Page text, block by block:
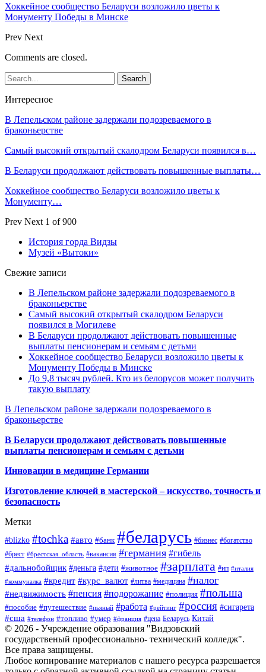
Хоккейное сообщество Беларуси возложило цветы к
Монументу Победы в Минске
Prev Next
Comments are closed.
Интересное
В Лепельском районе задержали подозреваемого в
браконьерстве
Самый высокий открытый скалодром Беларуси появился в…
В Беларуси продолжают действовать повышенные выплаты…
Хоккейное сообщество Беларуси возложило цветы к
Монументу…
Prev Next 1 of 900
История горда Видзы
Музей «Вытоки»
Свежие записи
В Лепельском районе задержали подозреваемого в
браконьерстве
Самый высокий открытый скалодром Беларуси
появился в Могилеве
В Беларуси продолжают действовать повышенные
выплаты пенсионерам и семьям с детьми
Хоккейное сообщество Беларуси возложило цветы к
Монументу Победы в Минске
До 9,8 тысяч рублей. Кто из белорусов может получить
такую выплату
В Лепельском районе задержали подозреваемого в
браконьерстве
В Беларуси продолжают действовать повышенные
выплаты пенсионерам и семьям с детьми
Инновации в медицине Германии
Изготовление ключей в мастерской – искусство, точность и
безопасность
Метки
#blizko #tochka #авто #банк #беларусь #бизнес #богатство
#брест #брестская_область #вакансия #германия #гибель
#дальнобойщик #деньга #дети #животное #зарплата #ип #италия
#коммуналка #кредит #курс_валют #литва #медицина #налог
#недвижимость #пенсия #подорожание #полиция #польша
#пособие #путешествие #пьяный #работа #рейтинг #россия #сигарета
#сша #телефон #топливо #умер #франция #цена Беларусь Китай
© 2026 - Учреждение образования "Видзовский
государственый профессионально- технический колледж".
Все права защищены.
Любое копирование материалов с нашего ресурса разрешается